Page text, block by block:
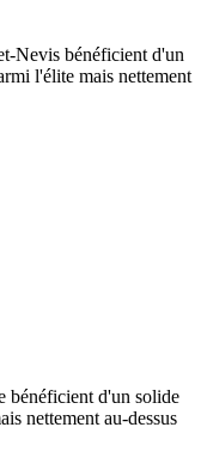
Nevis bénéficient d'un
l'élite mais nettement
bénéficient d'un solide
nettement au-dessus